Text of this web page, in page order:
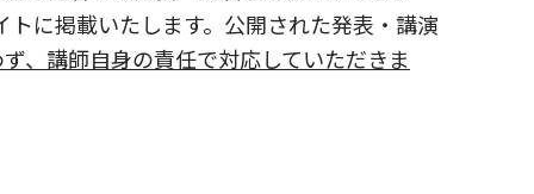
に掲載いたします。公開された発表・講演
、講師自身の責任で対応していただきま